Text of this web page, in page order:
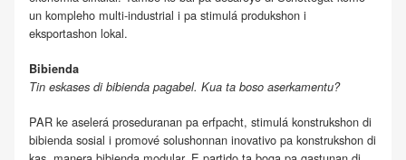
un kompleho multi-industrial i pa stimulá produkshon i
eksportashon lokal.
Bibienda
Tin eskases di bibienda pagabel. Kua ta boso aserkamentu?
PAR ke aselerá proseduranan pa erfpacht, stimulá konstrukshon di
bibienda sosial i promové solushonnan inovativo pa konstrukshon di